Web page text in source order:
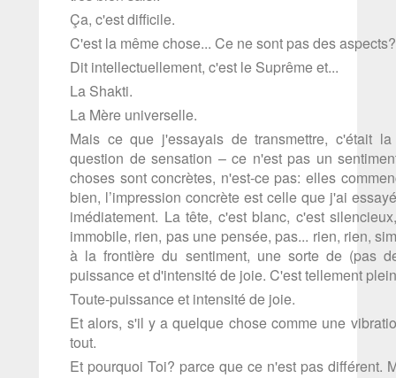
Ça, c'est difficile.
C'est la même chose... Ce ne sont pas des aspects?
Dit intellectuellement, c'est le Suprême et...
La Shakti.
La Mère universelle.
Mais ce que j'essayais de transmettre, c'était
question de sensation – ce n'est pas un
choses sont concrètes, n'est-ce pas: elles
bien, l’impression concrète est celle que j'ai
imédiatement. La tête, c'est blanc, c'est
immobile, rien, pas une pensée, pas... rien, rien,
à la frontière du sentiment, une sorte de (pas
puissance et d'intensité de joie. C'est tellement
Toute-puissance et intensité de joie.
Et alors, s'il y a quelque chose comme une
tout.
Et pourquoi Toi? parce que ce n'est pas différent.